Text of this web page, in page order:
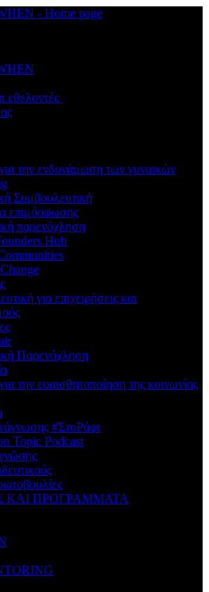
εθελοντές
την ενδυνάμωση των γυναικών
Συμβουλευτική
επιμόρφωσης
παρενόχληση
Hub
για επιχειρήσεις και
Παρενόχληση
την ευαισθητοποίηση της κοινωνίας
#ΣτοΡάφι
Topic Podcast
ΚΑΙ ΠΡΟΓΡΑΜΜΑΤΑ